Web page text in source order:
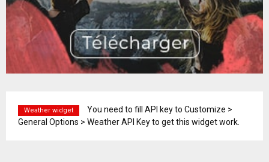
Weather widget
You need to fill API key to Customize >
General Options > Weather API Key to get this widget work.